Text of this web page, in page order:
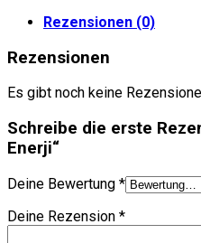
Rezensionen (0)
Rezensionen
Es gibt noch keine
Schreibe die erste
Enerji“
Deine Bewertung *
Deine Rezension *